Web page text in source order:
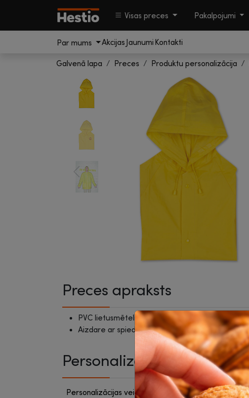
Visas preces Pakalpojumi
Par mums Akcijas Jaunumi Kontakti
Galvenā lapa Preces Produktu personalizācija
Previous
Preces apraksts
PVC lietusmētelis ar kapuci.
Aizdare ar spiedpogu
Personalizācija
Personalizācijas veids (ieteiktais) sietspiede